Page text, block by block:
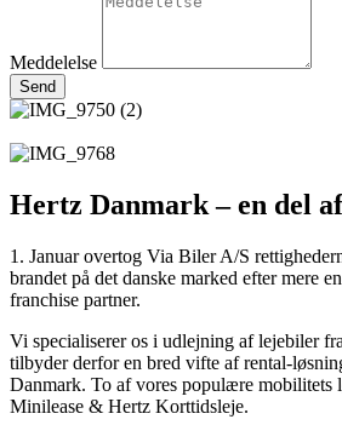
Meddelelse
Send
Hertz Danmark – en del
1. Januar overtog Via Biler A/S
brandet på det danske marked efter mere
franchise partner.
Vi specialiserer os i udlejning af lejebiler
tilbyder derfor en bred vifte af rental-
Danmark. To af vores populære mobilitets
Minilease & Hertz Korttidsleje.